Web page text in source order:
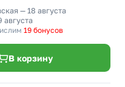
— 18 августа
19 бонусов
В корзину